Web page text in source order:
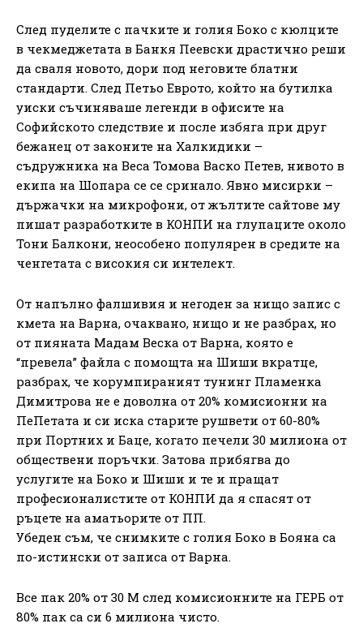
След пуделите с пачките и голия Боко с кюлците
в чекмеджетата в Банкя Пеевски драстично реши
да сваля новото, дори под неговите блатни
стандарти. След Петьо Еврото, който на бутилка
уиски съчиняваше легенди в офисите на
Софийското следствие и после избяга при друг
бежанец от законите на Халкидики –
съдружника на Веса Томова Васко Петев, нивото в
екипа на Шопара се се сринало. Явно мисирки –
държачки на микрофони, от жълтите сайтове му
пишат разработките в КОНПИ на глупаците около
Тони Балкони, неособено популярен в средите на
ченгетата с високия си интелект.
От напълно фалшивия и негоден за нищо запис с
кмета на Варна, очаквано, нищо и не разбрах, но
от пияната Мадам Веска от Варна, която е
“превела” файла с помощта на Шиши вкратце,
разбрах, че корумпираният тунинг Пламенка
Димитрова не е доволна от 20% комисионни на
ПеПетата и си иска старите рушвети от 60-80%
при Портних и Баце, когато печели 30 милиона от
обществени поръчки. Затова прибягва до
услугите на Боко и Шиши и те и пращат
професионалистите от КОНПИ да я спасят от
ръцете на аматьорите от ПП.
Убеден съм, че снимките с голия Боко в Бояна са
по-истински от записа от Варна.
Все пак 20% от 30 М след комисионните на ГЕРБ от
80% пак са си 6 милиона чисто.